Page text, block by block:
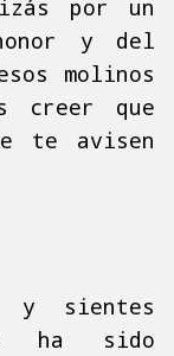
por un
y del
molinos
creer que
te avisen
y sientes
ha sido